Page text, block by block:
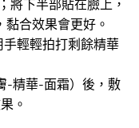
將下半部貼在臉上，
合效果會更好。
輕輕拍打剩餘精華
-精華-面霜）後，敷
。